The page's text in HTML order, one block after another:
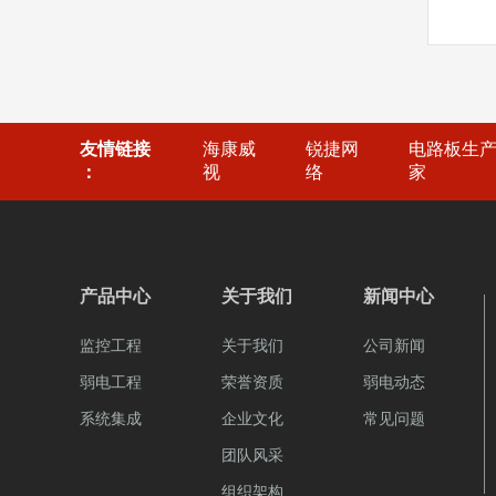
友情链接
：
海康威
视
锐捷网
络
电路板生
家
产品中心
监控工程
弱电工程
系统集成
关于我们
关于我们
荣誉资质
企业文化
团队风采
组织架构
新闻中心
公司新闻
弱电动态
常见问题